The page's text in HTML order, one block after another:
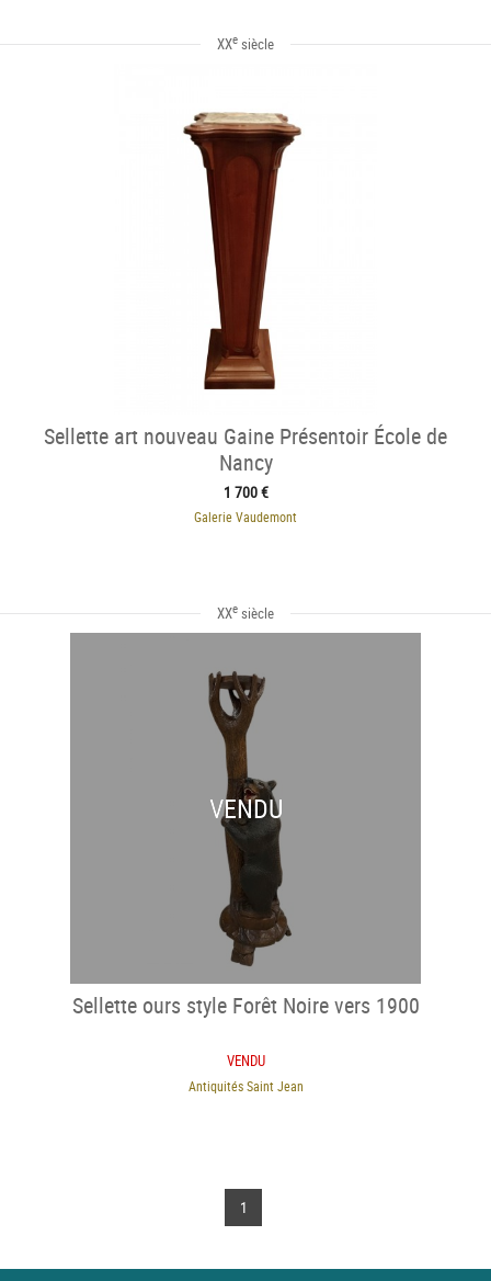
XXe siècle
Sellette art nouveau Gaine Présentoir École de
Nancy
1 700 €
Galerie Vaudemont
XXe siècle
VENDU
Sellette ours style Forêt Noire vers 1900
VENDU
Antiquités Saint Jean
1